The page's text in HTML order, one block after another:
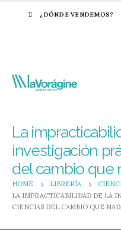
¿DÓNDE VENDEMOS?
La
investigación
del cambio que
HOME LIBRERÍA
LA IMPRACTICABILIDAD DE LA
CIENCIAS DEL CAMBIO QUE